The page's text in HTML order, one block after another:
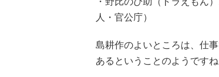
人・官公庁）
島耕作のよいところは、仕
あるということのようです